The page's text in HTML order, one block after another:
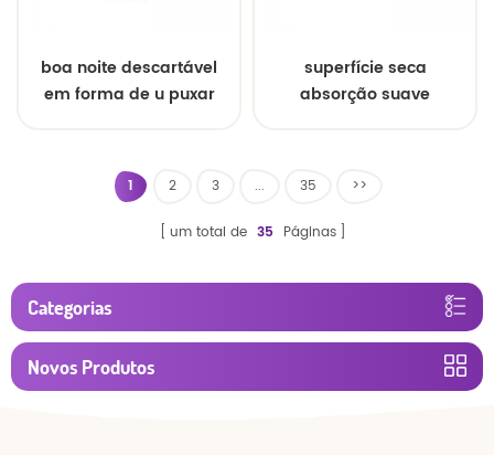
boa noite descartável
em forma de u puxar
superfície seca
absorção suave
1 2 3 ... 35 >>
um total de 35 Páginas
Categorias
Novos Produtos